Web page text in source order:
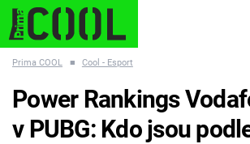
ESCAPE PLNEJ KOTEL AVENGERS 5
Prima COOL ■ Cool - Esport
Power Rankings
v PUBG: Kdo jsou